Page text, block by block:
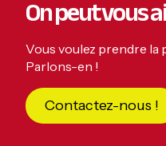
On peut vous
Vous voulez prendre la
Parlons-en !
Contactez-nous !